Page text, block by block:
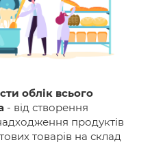
облік всього
- від створення
продуктів
товарів на склад